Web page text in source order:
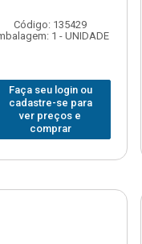
Código: 135429
1 - UNIDADE
Faça seu login ou
cadastre-se para
ver preços e
comprar